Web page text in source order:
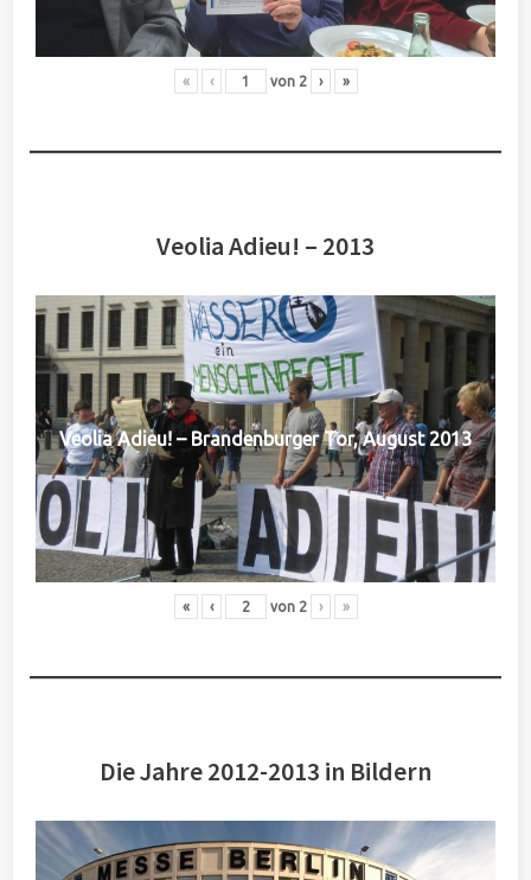
« ‹ von 2 › »
Veolia Adieu! – 2013
Veolia Adieu! – Brandenburger Tor, August 2013
« ‹ von 2 › »
Die Jahre 2012-2013 in Bildern